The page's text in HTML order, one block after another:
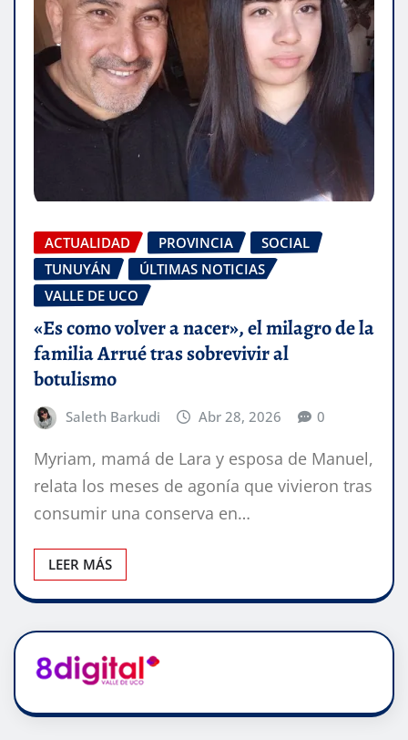
ACTUALIDAD PROVINCIA
SOCIAL
TUNUYÁN
ÚLTIMAS NOTICIAS
VALLE DE UCO
«Es como volver a nacer», el milagro de la
familia Arrué tras sobrevivir al
botulismo
Saleth Barkudi Abr 28, 2026 0
Myriam, mamá de Lara y esposa de Manuel,
relata los meses de agonía que vivieron tras
consumir una conserva en…
LEER MÁS